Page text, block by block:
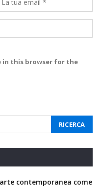
in this browser for the
l’arte contemporanea come